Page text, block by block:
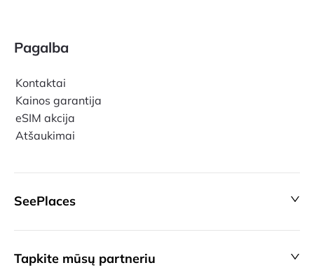
Pagalba
Kontaktai
Kainos garantija
eSIM akcija
Atšaukimai
SeePlaces
Tapkite mūsų partneriu